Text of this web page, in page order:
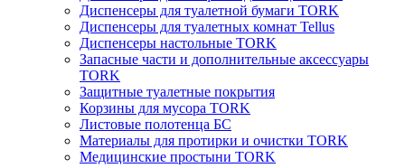
Диспенсеры для туалетной бумаги TORK
Диспенсеры для туалетных комнат Tellus
Диспенсеры настольные TORK
Запасные части и дополнительные аксессуары
TORK
Защитные туалетные покрытия
Корзины для мусора TORK
Листовые полотенца БС
Материалы для протирки и очистки TORK
Медицинские простыни TORK